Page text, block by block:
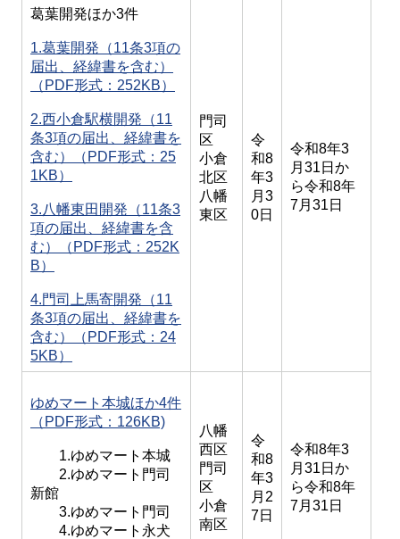
葛葉開発ほか3件
1.葛葉開発（11条3項の
届出、経緯書を含む）
（PDF形式：252KB）
2.西小倉駅横開発（11
条3項の届出、経緯書を
含む）（PDF形式：25
1KB）
3.八幡東田開発（11条3
項の届出、経緯書を含
む）（PDF形式：252K
B）
4.門司上馬寄開発（11
条3項の届出、経緯書を
含む）（PDF形式：24
5KB）
門司
区
小倉
北区
八幡
東区
令
和8
年3
月3
0日
令和8年3
月31日か
ら令和8年
7月31日
ゆめマート本城ほか4件
（PDF形式：126KB)
1.ゆめマート本城
2.ゆめマート門司
新館
3.ゆめマート門司
4.ゆめマート永犬
八幡
西区
門司
区
小倉
南区
令
和8
年3
月2
7日
令和8年3
月31日か
ら令和8年
7月31日